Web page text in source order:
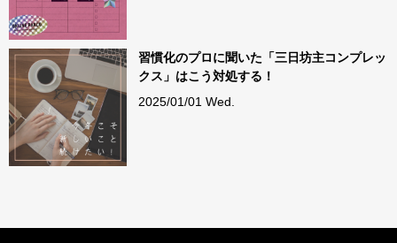
習慣化のプロに聞いた「三日坊主コンプレッ
クス」はこう対処する！
2025/01/01 Wed.